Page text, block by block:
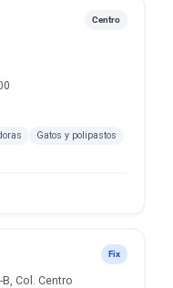
Centro
Gatos y polipastos
Fix
Col. Centro